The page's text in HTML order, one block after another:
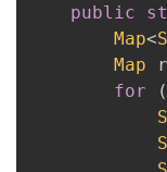
public
Map<
Map
for
(